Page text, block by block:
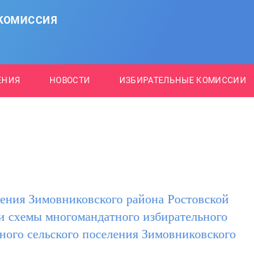
НОВОСТИ ИЗБИРАТЕЛЬНЫЕ КОМИССИИ
Зимовниковского района Ростовской
многомандатного избирательного
сельского поселения Зимовниковского